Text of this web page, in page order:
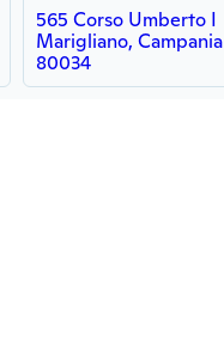
565 Corso Umberto I
Marigliano, Campania
80034